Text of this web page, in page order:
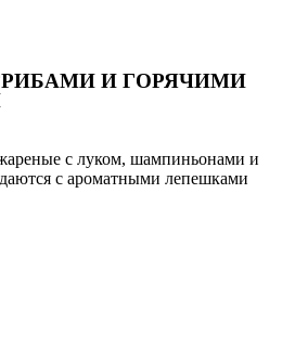
И ГОРЯЧИМИ
с луком, шампиньонами и
с ароматными лепешками